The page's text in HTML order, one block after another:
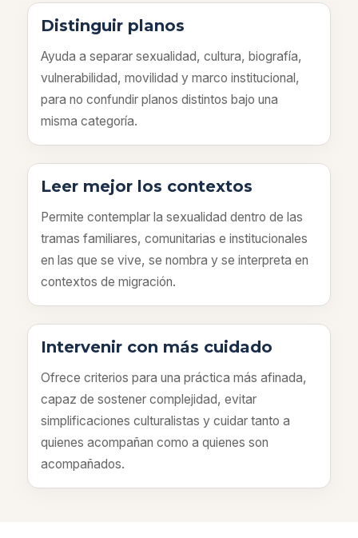
Distinguir planos
Ayuda a separar sexualidad, cultura, biografía,
vulnerabilidad, movilidad y marco institucional,
para no confundir planos distintos bajo una
misma categoría.
Leer mejor los contextos
Permite contemplar la sexualidad dentro de las
tramas familiares, comunitarias e institucionales
en las que se vive, se nombra y se interpreta en
contextos de migración.
Intervenir con más cuidado
Ofrece criterios para una práctica más afinada,
capaz de sostener complejidad, evitar
simplificaciones culturalistas y cuidar tanto a
quienes acompañan como a quienes son
acompañados.